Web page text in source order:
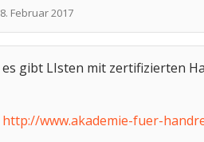
8. Februar 2017
es gibt LIsten mit zertifizierten
http://www.akademie-fuer-